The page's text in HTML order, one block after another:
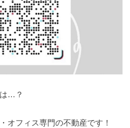
…？
オフィス専門の不動産です！